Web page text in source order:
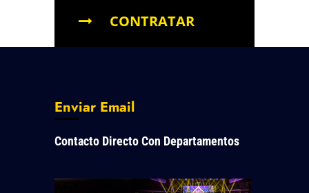
CONTRATAR
Enviar Email
Contacto Directo Con Departamentos